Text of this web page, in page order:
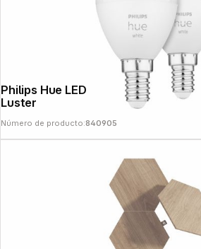
Philips Hue LED Lamp E14 2-Pack Set 5,7W 470lm White
Luster
Número de producto:840905